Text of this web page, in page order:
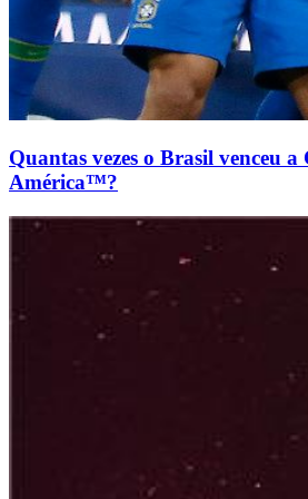
Quantas vezes o Brasil venceu
América™?